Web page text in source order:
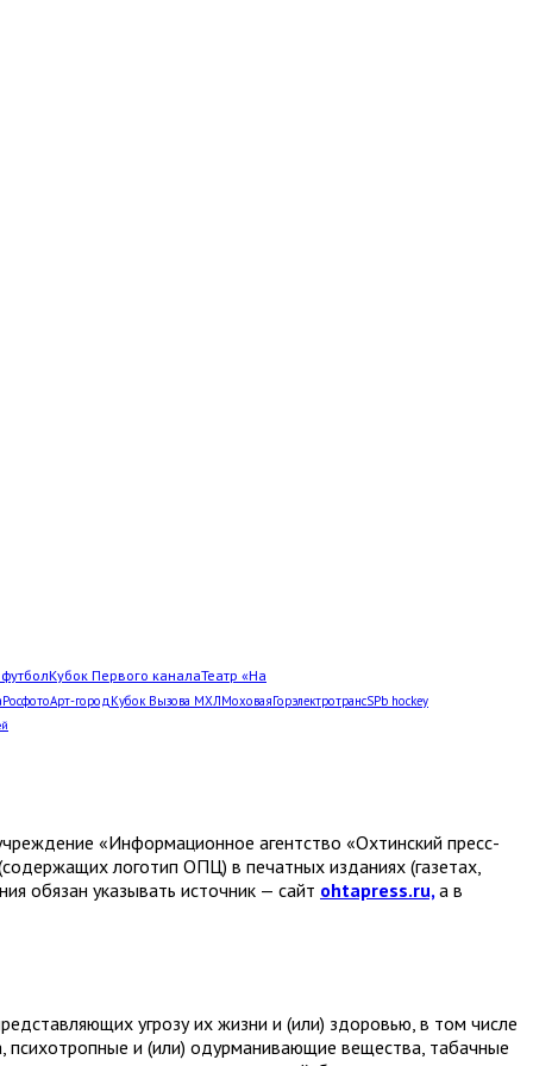
футболКубок Первого каналаТеатр «На
РосфотоАрт-город Кубок Вызова МХЛМоховаяГорэлектротрансSPb hockey
«Информационное агентство «Охтинский пресс-
логотип ОПЦ) в печатных изданиях (газетах,
обязан указывать источник — сайт ohtapress.ru, а в
угрозу их жизни и (или) здоровью, в том числе
психотропные и (или) одурманивающие вещества, табачные